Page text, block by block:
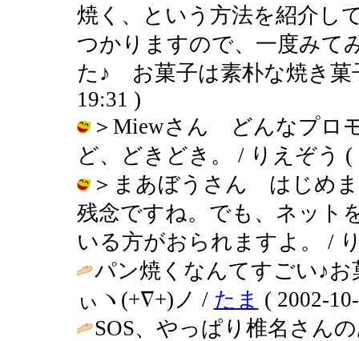
焼く、という方法を紹介し
つかりますので、一度みて
た♪ お菓子は素朴な焼き菓
19:31 )
＞Miewさん どんなプロ
ど、どきどき。 / りえぞう (
＞まあぼうさん はじめま
残念ですね。でも、ネット
いる方がおられますよ。 /
パン焼くなんてすごい♪
ぃヽ(+∇+)ノ / たま ( 2002-
SOS、やっぱり椎名さん